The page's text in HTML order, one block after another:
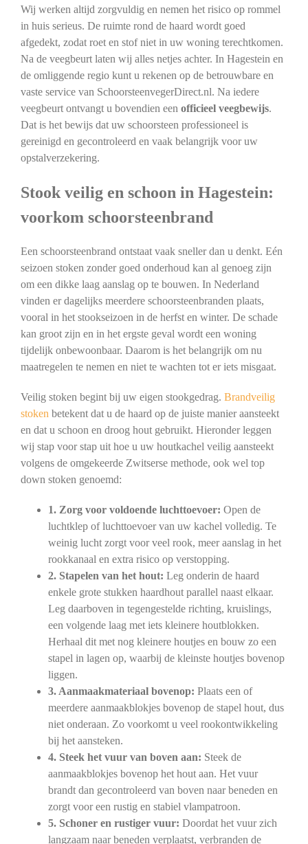
Wij werken altijd zorgvuldig en nemen het risico op rommel
in huis serieus. De ruimte rond de haard wordt goed
afgedekt, zodat roet en stof niet in uw woning terechtkomen.
Na de veegbeurt laten wij alles netjes achter. In Hagestein en
de omliggende regio kunt u rekenen op de betrouwbare en
vaste service van SchoorsteenvegerDirect.nl. Na iedere
veegbeurt ontvangt u bovendien een officieel veegbewijs.
Dat is het bewijs dat uw schoorsteen professioneel is
gereinigd en gecontroleerd en vaak belangrijk voor uw
opstalverzekering.
Stook veilig en schoon in Hagestein:
voorkom schoorsteenbrand
Een schoorsteenbrand ontstaat vaak sneller dan u denkt. Eén
seizoen stoken zonder goed onderhoud kan al genoeg zijn
om een dikke laag aanslag op te bouwen. In Nederland
vinden er dagelijks meerdere schoorsteenbranden plaats,
vooral in het stookseizoen in de herfst en winter. De schade
kan groot zijn en in het ergste geval wordt een woning
tijdelijk onbewoonbaar. Daarom is het belangrijk om nu
maatregelen te nemen en niet te wachten tot er iets misgaat.
Veilig stoken begint bij uw eigen stookgedrag. Brandveilig
stoken betekent dat u de haard op de juiste manier aansteekt
en dat u schoon en droog hout gebruikt. Hieronder leggen
wij stap voor stap uit hoe u uw houtkachel veilig aansteekt
volgens de omgekeerde Zwitserse methode, ook wel top
down stoken genoemd:
1. Zorg voor voldoende luchttoevoer: Open de
luchtklep of luchttoevoer van uw kachel volledig. Te
weinig lucht zorgt voor veel rook, meer aanslag in het
rookkanaal en extra risico op verstopping.
2. Stapelen van het hout: Leg onderin de haard
enkele grote stukken haardhout parallel naast elkaar.
Leg daarboven in tegengestelde richting, kruislings,
een volgende laag met iets kleinere houtblokken.
Herhaal dit met nog kleinere houtjes en bouw zo een
stapel in lagen op, waarbij de kleinste houtjes bovenop
liggen.
3. Aanmaakmateriaal bovenop: Plaats een of
meerdere aanmaakblokjes bovenop de stapel hout, dus
niet onderaan. Zo voorkomt u veel rookontwikkeling
bij het aansteken.
4. Steek het vuur van boven aan: Steek de
aanmaakblokjes bovenop het hout aan. Het vuur
brandt dan gecontroleerd van boven naar beneden en
zorgt voor een rustig en stabiel vlampatroon.
5. Schoner en rustiger vuur: Doordat het vuur zich
langzaam naar beneden verplaatst, verbranden de